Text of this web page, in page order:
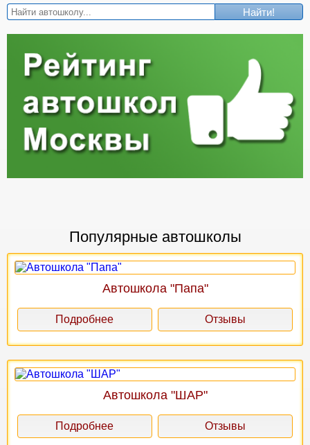
Найти!
Популярные автошколы
Автошкола "Папа"
Подробнее Отзывы
Автошкола "ШАР"
Подробнее Отзывы